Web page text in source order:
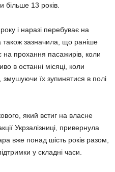
більше 13 років.
і наразі перебуває на
зазначила, що раніше
на прохання пасажирів, коли
в останні місяці, коли
змушуючи їх зупинятися в полі
який встиг на власне
Укрзалізниці, привернула
вже понад шість років разом,
у складні часи.